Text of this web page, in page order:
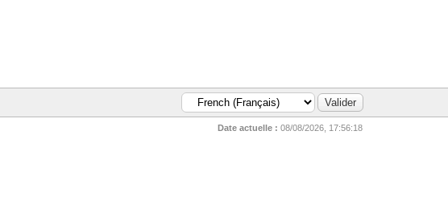
Date actuelle : 08/08/2026, 17:56:18